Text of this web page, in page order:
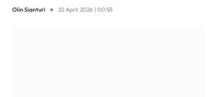
Olin Sianturi 22 April 2026 | 00:55